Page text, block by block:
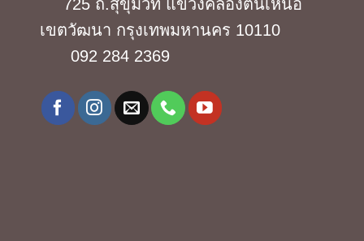
725 ถ.สุขุมวิท แขวงคลองตันเหนือ
เขตวัฒนา กรุงเทพมหานคร 10110
092 284 2369